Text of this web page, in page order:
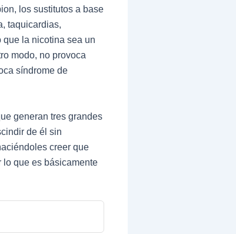
los sustitutos a base
taquicardias,
que la nicotina sea un
modo, no provoca
síndrome de
generan tres grandes
de él sin
creer que
lo que es básicamente